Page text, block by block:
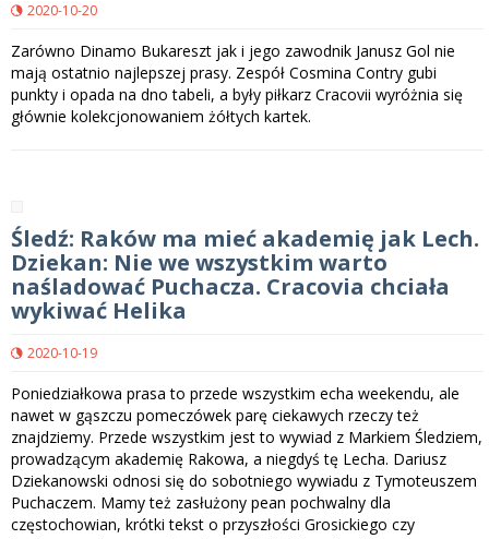
2020-10-20
Zarówno Dinamo Bukareszt jak i jego zawodnik Janusz Gol nie
mają ostatnio najlepszej prasy. Zespół Cosmina Contry gubi
punkty i opada na dno tabeli, a były piłkarz Cracovii wyróżnia się
głównie kolekcjonowaniem żółtych kartek.
Śledź: Raków ma mieć akademię jak Lech.
Dziekan: Nie we wszystkim warto
naśladować Puchacza. Cracovia chciała
wykiwać Helika
2020-10-19
Poniedziałkowa prasa to przede wszystkim echa weekendu, ale
nawet w gąszczu pomeczówek parę ciekawych rzeczy też
znajdziemy. Przede wszystkim jest to wywiad z Markiem Śledziem,
prowadzącym akademię Rakowa, a niegdyś tę Lecha. Dariusz
Dziekanowski odnosi się do sobotniego wywiadu z Tymoteuszem
Puchaczem. Mamy też zasłużony pean pochwalny dla
częstochowian, krótki tekst o przyszłości Grosickiego czy